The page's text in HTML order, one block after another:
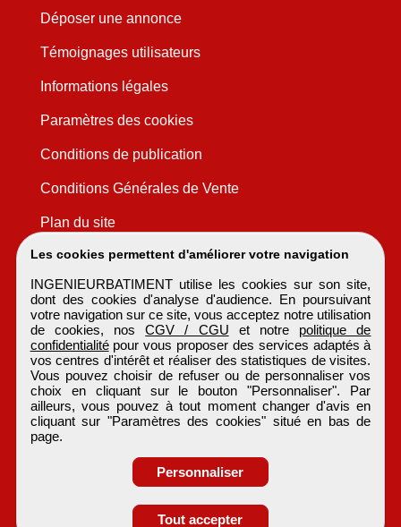
Obtenir ses
Les cookies permettent d'améliorer votre navigation
INGENIEURBATIMENT utilise les cookies sur son site,
dont des cookies d'analyse d'audience. En poursuivant
votre navigation sur ce site, vous acceptez notre utilisation
de cookies, nosCGV / CGU et notre politique de
confidentialitépour vous proposer des services adaptés à
vos centres d'intérêt et réaliser des statistiques de visites.
Vous pouvez choisir de refuser ou de personnaliser vos
choix en cliquant sur le bouton "Personnaliser". Par
ailleurs, vous pouvez à tout moment changer d'avis en
cliquant sur "Paramètres des cookies" situé en bas de
page.
Personnaliser
Tout accepter
Déposer une annonce
Témoignages utilisateurs
Informations légales
Paramètres des cookies
Conditions de publication
Conditions Générales de Vente
Plan du site